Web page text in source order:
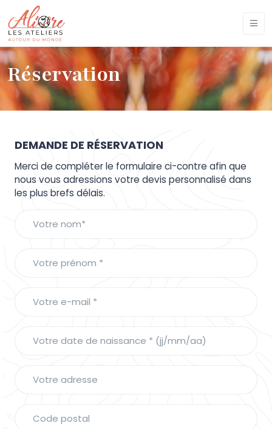
Réservation
DEMANDE DE RÉSERVATION
Merci de compléter le formulaire ci-contre afin que
nous vous adressions votre devis personnalisé dans
les plus brefs délais.